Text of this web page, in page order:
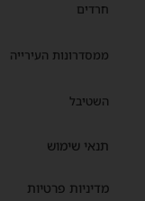
חרדים
ממסדרונות העירייה
השטיבל
תנאי שימוש
מדיניות פרטיות